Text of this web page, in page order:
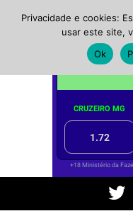
Privacidade e cookies:
usar este site,
Ok